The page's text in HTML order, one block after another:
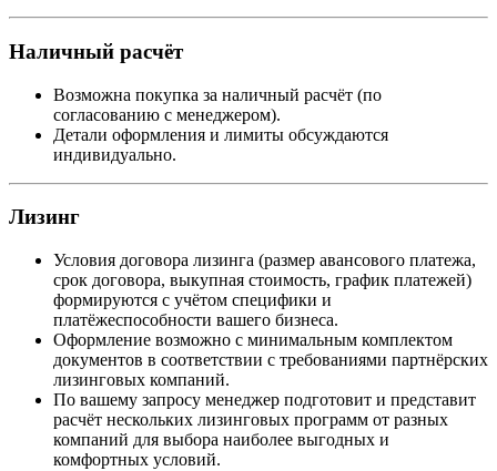
Наличный расчёт
Возможна покупка за наличный расчёт (по
согласованию с менеджером).
Детали оформления и лимиты обсуждаются
индивидуально.
Лизинг
Условия договора лизинга (размер авансового платежа,
срок договора, выкупная стоимость, график платежей)
формируются с учётом специфики и
платёжеспособности вашего бизнеса.
Оформление возможно с минимальным комплектом
документов в соответствии с требованиями партнёрских
лизинговых компаний.
По вашему запросу менеджер подготовит и представит
расчёт нескольких лизинговых программ от разных
компаний для выбора наиболее выгодных и
комфортных условий.